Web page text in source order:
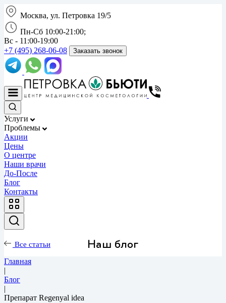
Москва, ул. Петровка 19/5
Пн-Сб 10:00-21:00;
Вс - 11:00-19:00
+7 (495) 268-06-08
Заказать звонок
Услуги
Проблемы
Акции
Цены
О центре
Наши врачи
До-После
Блог
Контакты
Наш блог
Все статьи
Главная
|
Блог
|
Препарат Regenyal idea